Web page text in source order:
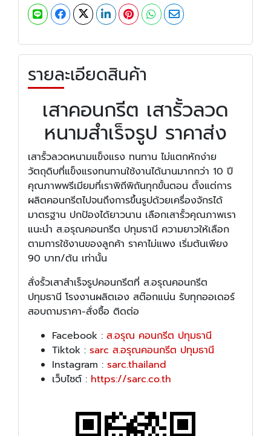
รายละเอียดสินค้า
เสาคอนกรีต เสารั้วลวด
หนามสำเร็จรูป ราคาส่ง
เสารั้วลวดหนามแข็งแรง ทนทาน ไม่แตกหักง่าย
วัตถุดิบที่แข็งแรงทนทานใช้งานได้นานมากกว่า 10 ปี
คุณภาพพรีเมียมที่เราพิถีพิถันทุกขั้นตอน ตั้งแต่การ
ผลิตคอนกรีตไปจนถึงการขึ้นรูปด้วยเครื่องจักรได้
มาตรฐาน ปกป้องได้ยาวนาน เลือกเสารั้วคุณภาพเรา
แนะนำ ส.อรุณคอนกรีต ปทุมธานี ความยาวให้เลือก
ตามการใช้งานของลูกค้า ราคาไม่แพง เริ่มต้นเพียง
90 บาท/ต้น เท่านั้น
สั่งรั้วเสาสำเร็จรูปคอนกรีตที่ ส.อรุณคอนกรีต
ปทุมธานี โรงงานผลิตเอง สต๊อกแน่น รับทุกออเดอร์
สอบถามราคา-สั่งซื้อ ติดต่อ
Facebook : ส.อรุณ คอนกรีต ปทุมธานี
Tiktok : sarc ส.อรุณคอนกรีต ปทุมธานี
Instagram : sarc.thailand
เว็บไซต์ : https://sarc.co.th